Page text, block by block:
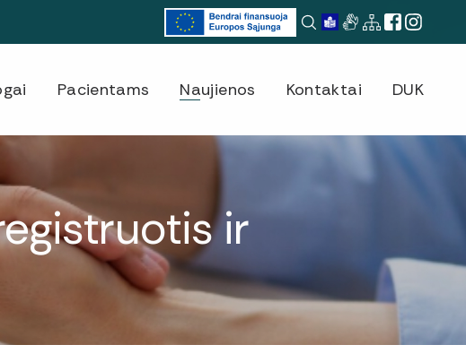
Pacientams Naujienos Kontaktai DUK
ir